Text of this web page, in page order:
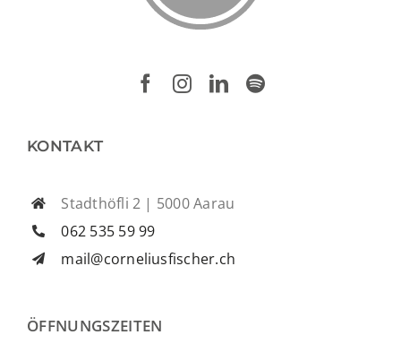
KONTAKT
Stadthöfli 2 | 5000 Aarau
062 535 59 99
mail@corneliusfischer.ch
ÖFFNUNGSZEITEN